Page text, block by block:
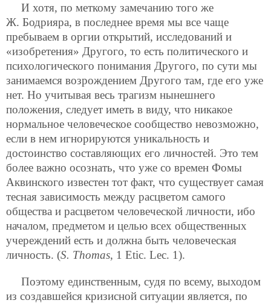
И хотя, по меткому замечанию того же
Ж. Бодрияра, в последнее время мы все чаще
пребываем в оргии открытий, исследований и
«изобретения» Другого, то есть политического и
психологического понимания Другого, по сути мы
занимаемся возрождением Другого там, где его уже
нет. Но учитывая весь трагизм нынешнего
положения, следует иметь в виду, что никакое
нормальное человеческое сообщество невозможно,
если в нем игнорируются уникальность и
достоинство составляющих его личностей. Это тем
более важно осознать, что уже со времен Фомы
Аквинского известен тот факт, что существует самая
тесная зависимость между расцветом самого
общества и расцветом человеческой личности, ибо
началом, предметом и целью всех общественных
учереждений есть и должна быть человеческая
личность. (S. Thomas, 1 Etic. Lec. 1).
Поэтому единственным, судя по всему, выходом
из создавшейся кризисной ситуации является, по